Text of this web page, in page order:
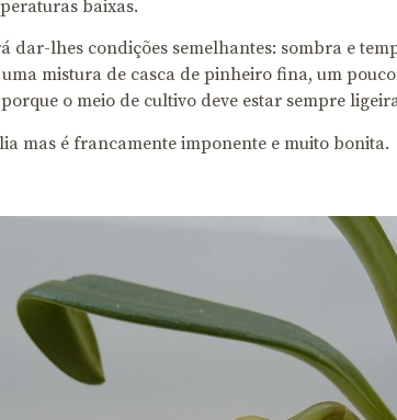
baixas.
dar-lhes condições semelhantes: sombra e
mistura de casca de pinheiro fina, um
o meio de cultivo deve estar sempre
mas é francamente imponente e muito bonita.